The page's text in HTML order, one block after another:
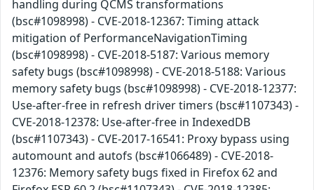
handling during QCMS transformations
(bsc#1098998) - CVE-2018-12367: Timing attack
mitigation of PerformanceNavigationTiming
(bsc#1098998) - CVE-2018-5187: Various memory
safety bugs (bsc#1098998) - CVE-2018-5188: Various
memory safety bugs (bsc#1098998) - CVE-2018-12377:
Use-after-free in refresh driver timers (bsc#1107343) -
CVE-2018-12378: Use-after-free in IndexedDB
(bsc#1107343) - CVE-2017-16541: Proxy bypass using
automount and autofs (bsc#1066489) - CVE-2018-
12376: Memory safety bugs fixed in Firefox 62 and